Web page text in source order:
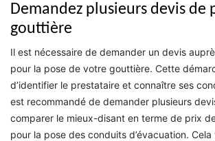
Demandez plusieurs devis de
gouttière
Il est nécessaire de demander un devis
pour la pose de votre gouttière. Cette
d’identifier le prestataire et connaître ses
est recommandé de demander plusieurs
comparer le mieux-disant en terme de prix
pour la pose des conduits d’évacuation.